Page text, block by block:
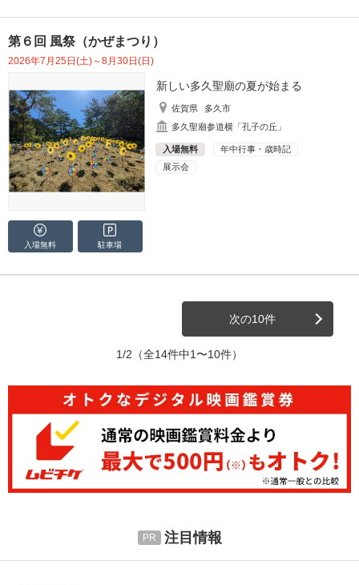
第６回 風祭（かぜまつり）
2026年7月25日(土)～8月30日(日)
新しい多久聖廟の夏が始まる
佐賀県
多久市
多久聖廟参道横「孔子の丘」
入場無料
年中行事・歳時記
展示会
入場無料 駐車場
次の10件
1/2 （全14件中1〜10件）
注目情報